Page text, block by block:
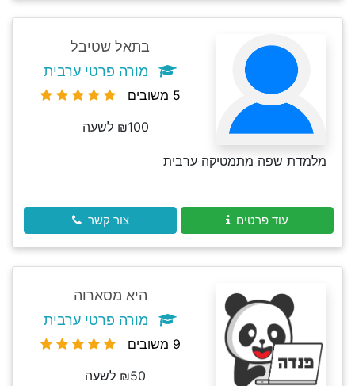
בתאל שטיבל
מורה פרטי ערבית
5 משובים
₪100 לשעה
מלמדת שפה מתמטיקה ערבית
עוד פרטים צור קשר
היא מסארוה
מורה פרטי ערבית
9 משובים
₪50 לשעה